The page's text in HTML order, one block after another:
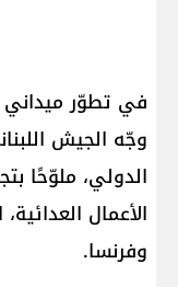
في تطوّر
وجّه الجيش
الدولي، ملوّحًا
الأعمال
وفرنسا.